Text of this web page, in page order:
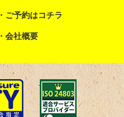
ご予約はコチラ
会社概要